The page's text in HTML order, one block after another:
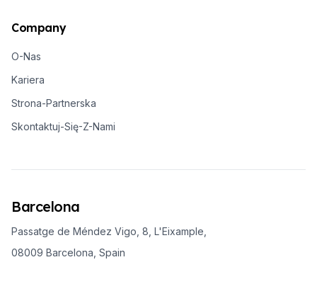
Company
O-Nas
Kariera
Strona-Partnerska
Skontaktuj-Się-Z-Nami
Barcelona
Passatge de Méndez Vigo, 8, L'Eixample,
08009 Barcelona, Spain